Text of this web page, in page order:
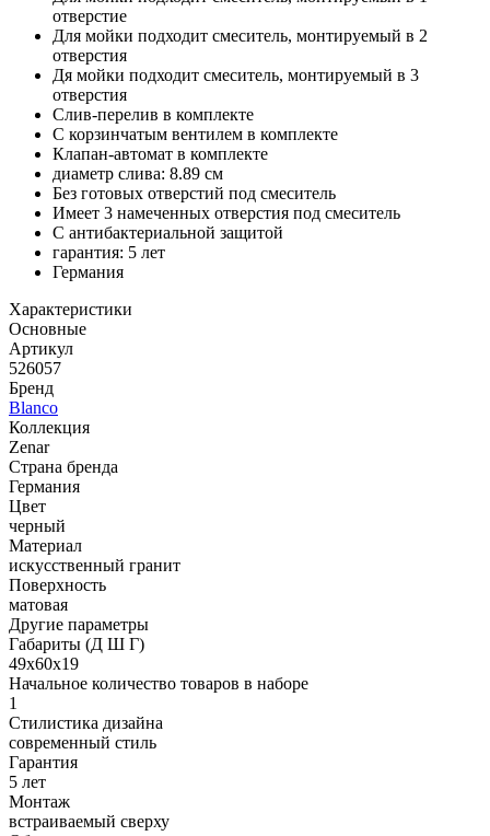
отверстие
Для мойки подходит смеситель, монтируемый в 2
отверстия
Дя мойки подходит смеситель, монтируемый в 3
отверстия
Слив-перелив в комплекте
С корзинчатым вентилем в комплекте
Клапан-автомат в комплекте
диаметр слива: 8.89 см
Без готовых отверстий под смеситель
Имеет 3 намеченных отверстия под смеситель
С антибактериальной защитой
гарантия: 5 лет
Германия
Характеристики
Основные
Артикул
526057
Бренд
Blanco
Коллекция
Zenar
Страна бренда
Германия
Цвет
черный
Материал
искусственный гранит
Поверхность
матовая
Другие параметры
Габариты (Д Ш Г)
49х60х19
Начальное количество товаров в наборе
1
Стилистика дизайна
современный стиль
Гарантия
5 лет
Монтаж
встраиваемый сверху